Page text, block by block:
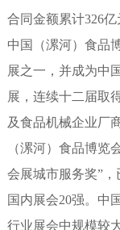
合同金额累计326亿
中国（漯河）食品
展之一，并成为中
展，连续十二届取
及食品机械企业厂
（漯河）食品博览
会展城市服务奖”
国内展会20强。中
行业展会中规模较